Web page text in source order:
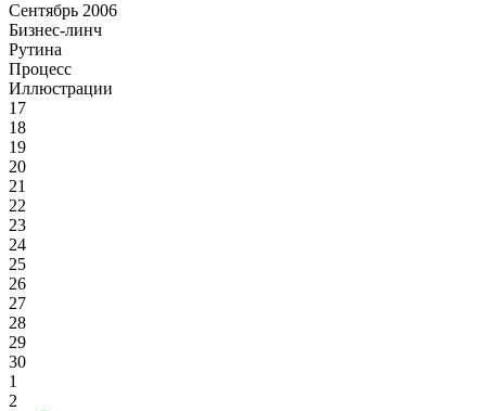
Сентябрь 2006
Бизнес-линч
Рутина
Процесс
Иллюстрации
17
18
19
20
21
22
23
24
25
26
27
28
29
30
1
2